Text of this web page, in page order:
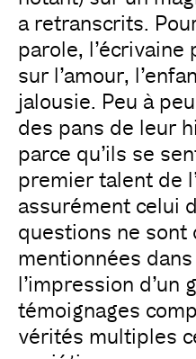
a retranscrits.
parole,
sur l’amour,
jalousie. Peu à
des pans de leur
parce qu’ils se
premier talent de
assurément celui
questions ne sont
mentionnées
l’impression d’un
témoignages
vérités multiples